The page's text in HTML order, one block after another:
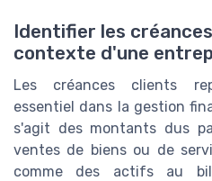
Identifier les
contexte d'une
Les créances clients
essentiel dans la gestion
s'agit des montants dus
ventes de biens ou de
comme des actifs au